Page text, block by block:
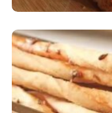
Comer Bem: